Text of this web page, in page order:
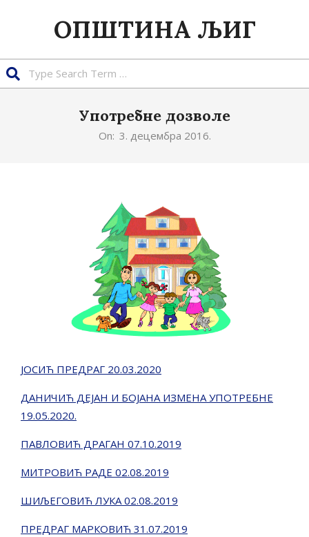
ОПШТИНА ЉИГ
Употребне дозволе
On: 3. децембра 2016.
ЈОСИЋ ПРЕДРАГ 20.03.2020
ДАНИЧИЋ ДЕЈАН И БОЈАНА ИЗМЕНА УПОТРЕБНЕ
19.05.2020.
ПАВЛОВИЋ ДРАГАН 07.10.2019
МИТРОВИЋ РАДЕ 02.08.2019
ШИЉЕГОВИЋ ЛУКА 02.08.2019
ПРЕДРАГ МАРКОВИЋ 31.07.2019